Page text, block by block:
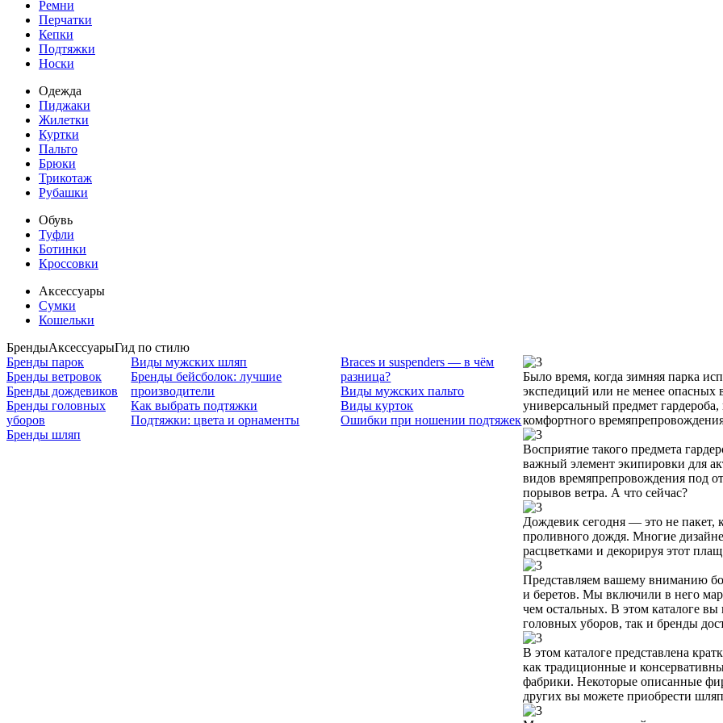
Ремни
Перчатки
Кепки
Подтяжки
Носки
Одежда
Пиджаки
Жилетки
Куртки
Пальто
Брюки
Трикотаж
Рубашки
Обувь
Туфли
Ботинки
Кроссовки
Аксессуары
Сумки
Кошельки
БрендыАксессуарыГид по стилю
Бренды парок
Бренды ветровок
Бренды дождевиков
Бренды головных
уборов
Бренды шляп
Виды мужских шляп
Бренды бейсболок: лучшие
производители
Как выбрать подтяжки
Подтяжки: цвета и орнаменты
Braces и suspenders — в чём
разница?
Виды мужских пальто
Виды курток
Ошибки при ношении подтяжек
Было время, когда зимняя парка
экспедиций или не менее
универсальный предмет
комфортного
Восприятие такого предмета
важный элемент экипировки для
видов времяпрепровождения под
порывов ветра. А что сейчас?
Дождевик сегодня — это не пакет,
проливного дождя. Многие
расцветками и декорируя этот
Представляем вашему вниманию
и беретов. Мы включили в него
чем остальных. В этом каталоге
головных уборов, так и бренды
В этом каталоге представлена
как традиционные и
фабрики. Некоторые описанные
других вы можете приобрести